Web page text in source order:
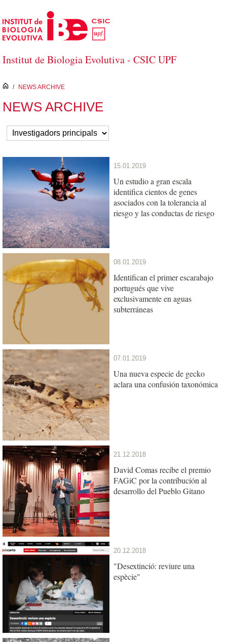
Saltar al contenido principal
Institut de Biologia Evolutiva - CSIC UPF
inici
/ NEWS ARCHIVE
NEWS ARCHIVE
15.01.2019
Un estudio a gran escala
identifica cientos de genes
asociados con la tolerancia al
riesgo y las conductas de riesgo
08.01.2019
Identifican el primer escarabajo
portugués que vive
exclusivamente en aguas
subterráneas
07.01.2019
Una nueva especie de gecko
aclara una confusión taxonómica
21.12.2018
David Comas recibe el premio
FAGiC por la contribución al
desarrollo del Pueblo Gitano
20.12.2018
"Desextinció: reviure una
espècie"